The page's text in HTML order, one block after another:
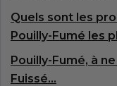
Quels sont les
Pouilly-Fumé les
Pouilly-Fumé, à
Fuissé…